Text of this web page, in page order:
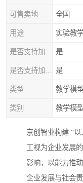
可售卖地 全国
用途 实验教
是
是
类型 教学模型
类别 教学模型
京创智业构建 “
工视为企业发展
影响，以能力推
企业发展与社会责